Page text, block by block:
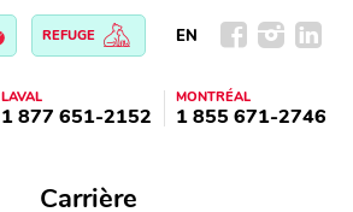
REFUGE EN
LAVAL
1 877 651-2152
MONTRÉAL
1 855 671-2746
Carrière